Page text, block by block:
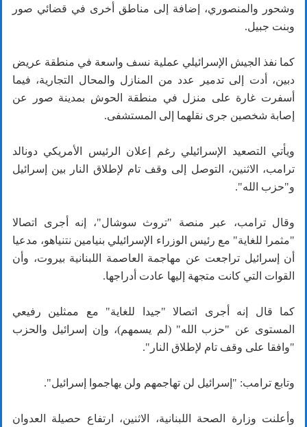
وشحور والمنصوري، إضافة إلى مناطق أخرى في قضائي صور
وبنت جبيل.
كما نفذ الجيش الإسرائيلي عملية نسف واسعة في منطقة عريض
دبين، أدت إلى تدمير عدد من المنازل والمحال التجارية، فيما
أسفرت غارة على منزل في منطقة الحوش بمدينة صور عن
إصابة شخصين جرى نقلهما إلى المستشفى.
ويأتي التصعيد الإسرائيلي رغم إعلان الرئيس الأمريكي دونالد
ترامب، الاثنين، التوصل إلى وقف تام لإطلاق النار بين إسرائيل
و"حزب الله".
وقال ترامب، عبر منصة "تروث سوشال"، إنه أجرى اتصالا
"مثمرا للغاية" مع رئيس الوزراء الإسرائيلي بنيامين نتنياهو، مدعيا
أن إسرائيل تراجعت عن مهاجمة العاصمة اللبنانية بيروت، وأن
القوات التي كانت متجهة إليها عادت أدراجها.
كما قال إنه أجرى اتصالا "جيدا للغاية" مع ممثلين رفيعي
المستوى عن "حزب الله" (لم يسمهم)، وإن إسرائيل والحزب
"وافقا على وقف تام لإطلاق النار".
وتابع ترامب: "إسرائيل لن تهاجمهم ولن يهاجموا إسرائيل".
وأعلنت وزارة الصحة اللبنانية، الاثنين، ارتفاع حصيلة العدوان